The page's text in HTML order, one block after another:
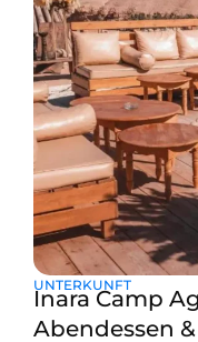
UNTERKUNFT
Inara Camp
Abendessen